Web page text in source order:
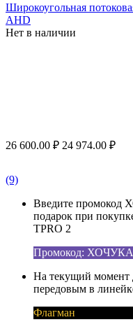
Широкоугольная
AHD
Нет в наличии
26 600.00 ₽ 24 974.00 ₽
(9)
Введите промокод
подарок при
TPRO 2
Промокод:
На текущий момент
передовым в
Флагман